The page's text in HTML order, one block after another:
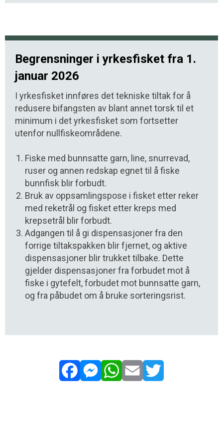
Begrensninger i yrkesfisket fra 1.
januar 2026
I yrkesfisket innføres det tekniske tiltak for å
redusere bifangsten av blant annet torsk til et
minimum i det yrkesfisket som fortsetter
utenfor nullfiskeområdene.
Fiske med bunnsatte garn, line, snurrevad,
ruser og annen redskap egnet til å fiske
bunnfisk blir forbudt.
Bruk av oppsamlingspose i fisket etter reker
med reketrål og fisket etter kreps med
krepsetrål blir forbudt.
Adgangen til å gi dispensasjoner fra den
forrige tiltakspakken blir fjernet, og aktive
dispensasjoner blir trukket tilbake. Dette
gjelder dispensasjoner fra forbudet mot å
fiske i gytefelt, forbudet mot bunnsatte garn,
og fra påbudet om å bruke sorteringsrist.